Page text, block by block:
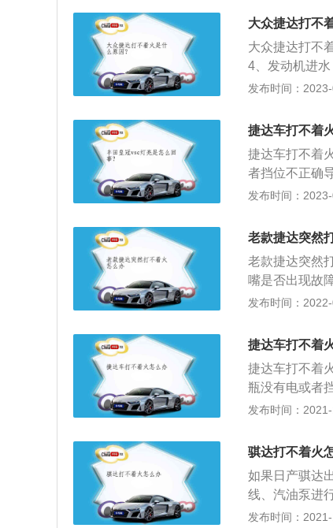
是一个人坐在
人推动汽车，
汽车来拖动发
电宝，直接夹
它只能启动汽
大众捷达打不
大众捷达打不
4、发动机进
障；9、燃油
容积为51升。
瓦，最大扭矩
发布时间：
捷达车打不着
捷达车打不着
者挡位不正确
的，如果排除
捷达VS5是一
m，轴距为
发布时间：
老款捷达突然
老款捷达突然
嘴是否出现故
以产生吸力，
喷油指令时，
油嘴的使用最
态下都能具有
发布时间：
捷达车打不着
捷达车打不着
瓶没有电或者
不当导致的，
要更换电瓶。
瓶有没有电是
火，自动挡车
挡或者D挡上
的。
发布时间：
骐达打不着火
如果日产骐达
线、汽油泵进
瓶亏电，需要
发布时间：